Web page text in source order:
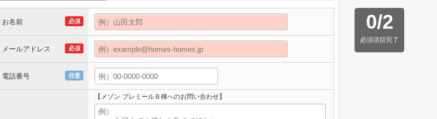
0/2
必須項目完了
必須
お名前
必須
メールアドレス
任意
電話番号
【メゾン プレミールＢ棟へのお問い合わせ】